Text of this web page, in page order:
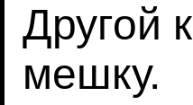
Другой
мешку.